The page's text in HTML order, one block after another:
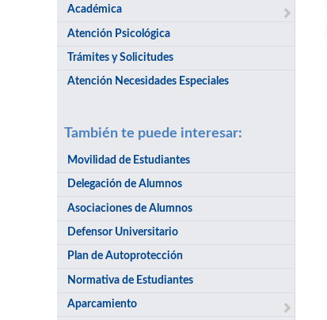
Académica
Atención Psicológica
Trámites y Solicitudes
Atención Necesidades Especiales
También te puede interesar:
Movilidad de Estudiantes
Delegación de Alumnos
Asociaciones de Alumnos
Defensor Universitario
Plan de Autoprotección
Normativa de Estudiantes
Aparcamiento